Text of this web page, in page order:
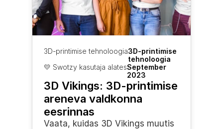
3D-printimise tehnoloogia3D-printimise
tehnoloogia
💛 Swotzy kasutaja alatesSeptember
2023
3D Vikings: 3D-printimise
areneva valdkonna
eesrinnas
Vaata, kuidas 3D Vikings muutis